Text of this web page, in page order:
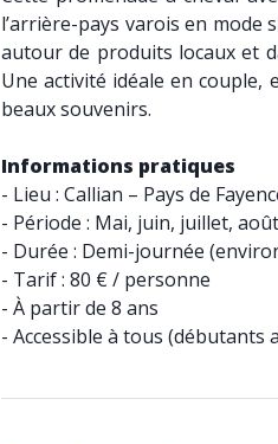
l’arrière-pays varois en mode
autour de produits locaux et
Une activité idéale en
beaux souvenirs.
Informations pratiques
- Lieu : Callian – Pays de
- Période : Mai, juin, juillet,
- Durée : Demi-journée
- Tarif : 80 € / personne
- À partir de 8 ans
- Accessible à tous (débutants